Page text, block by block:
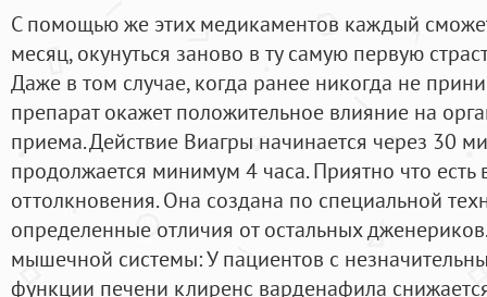
С помощью же этих медикаментов каждый
месяц, окунуться заново в ту самую первую
Даже в том случае, когда ранее никогда не
препарат окажет положительное влияние на
приема. Действие Виагры начинается через 30
продолжается минимум 4 часа. Приятно что есть
оттолкновения. Она создана по специальной
определенные отличия от остальных
мышечной системы: У пациентов с
функции печени клиренс варденафила